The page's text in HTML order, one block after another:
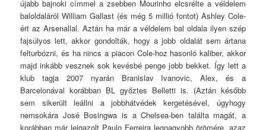
újabb bajnoki címmel a zsebben Mourinho elcsrélte a véldelem
baloldaláról William Gallast (és még 5 millió fontot) Ashley Cole-
ért az Arsenallal. Aztán ha már a véldelem bal oldala ilyen szép
fajsúlyos lett, akkor gondolták, hogy a jobb oldalát sem ártana
felturbózni, és ha nincs a piacon Cole-hoz hasonló kaliber, akkor
majd inkább vesznek sok kevésbé penge jobb bekket. Így lett a
klub tagja 2007 nyarán Branislav Ivanovic, Alex, és a
Barcelonával korábban BL győztes Belletti is. (Aztán később
sem sikerült leállni a jobbhátvédek kergetésével, úgyhogy
nemsokára José Bosingwa is a Chelsea-ben találta magát, a
korábban már leigazolt Paulo Ferreira legnagyobb örömére, azaz